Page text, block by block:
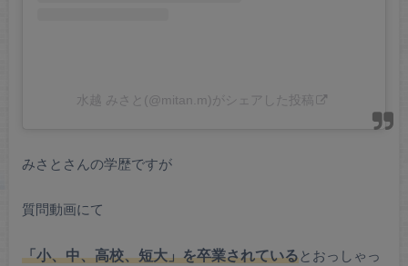
水越 みさと(@mitan.m)がシェアした投稿
みさとさんの学歴ですが
質問動画にて
「小、中、高校、短大」を卒業されているとおっしゃっ